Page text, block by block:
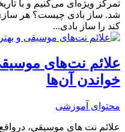
تمرکز ویژه‌ای می‌کنیم و با
شد. ساز بادی چیست؟ هر سازی
کند را ساز بادی...
علائم نت‌های
خواندن آن‌ها
محتوای آموزشی
علائم نت های موسیقی،